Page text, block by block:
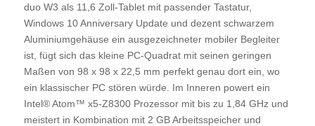
duo W3 als 11,6 Zoll-Tablet mit passender Tastatur,
Windows 10 Anniversary Update und dezent schwarzem
Aluminiumgehäuse ein ausgezeichneter mobiler Begleiter
ist, fügt sich das kleine PC-Quadrat mit seinen geringen
Maßen von 98 x 98 x 22,5 mm perfekt genau dort ein, wo
ein klassischer PC stören würde. Im Inneren powert ein
Intel® Atom™ x5-Z8300 Prozessor mit bis zu 1,84 GHz und
meistert in Kombination mit 2 GB Arbeitsspeicher und